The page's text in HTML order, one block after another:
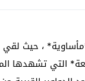
التي تشهدها